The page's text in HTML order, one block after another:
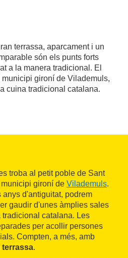
terrassa, aparcament i un
són els punts forts
a la manera tradicional. El
municipi gironí de Vilademuls,
cuina tradicional catalana.
troba al petit poble de Sant
gironí de Vilademuls.
anys d'antiguitat, podrem
gaudir d'unes àmplies sales
catalana. Les
per acollir persones
Compten, a més, amb
terrassa.